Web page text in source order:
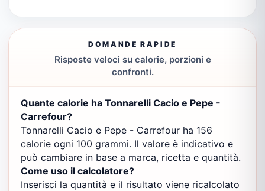
DOMANDE RAPIDE
Risposte veloci su calorie, porzioni e
confronti.
Quante calorie ha Tonnarelli Cacio e Pepe -
Carrefour?
Tonnarelli Cacio e Pepe - Carrefour ha 156
calorie ogni 100 grammi. Il valore è indicativo e
può cambiare in base a marca, ricetta e quantità.
Come uso il calcolatore?
Inserisci la quantità e il risultato viene ricalcolato